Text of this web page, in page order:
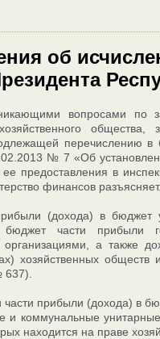
об
вопросами по
перечислению в
№ 7 «Об
ее предоставления в
финансов разъясняет.
(дохода) в
части прибыли
организациями, а также
хозяйственных обществ
прибыли (дохода) в
и коммунальные
находится на праве